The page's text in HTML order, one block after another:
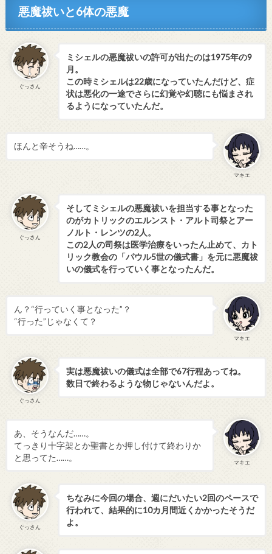
悪魔祓いと6体の悪魔
ぐっさん
ミシェルの悪魔祓いの許可が出たのは1975年の9
月。
この時ミシェルは22歳になっていたんだけど、症
状は悪化の一途でさらに幻覚や幻聴にも悩まされ
るようになっていたんだ。
マキエ
ほんと辛そうね……。
ぐっさん
そしてミシェルの悪魔祓いを担当する事となった
のがカトリックのエルンスト・アルト司祭とアー
ノルト・レンツの2人。
この2人の司祭は医学治療をいったん止めて、カト
リック教会の「パウル5世の儀式書」を元に悪魔祓
いの儀式を行っていく事となったんだ。
マキエ
ん？“行っていく事となった”？
“行った”じゃなくて？
ぐっさん
実は悪魔祓いの儀式は全部で67行程あってね。
数日で終わるような物じゃないんだよ。
マキエ
あ、そうなんだ……。
てっきり十字架とか聖書とか押し付けて終わりか
と思ってた……。
ぐっさん
ちなみに今回の場合、週にだいたい2回のペースで
行われて、結果的に10カ月間近くかかったそうだ
よ。